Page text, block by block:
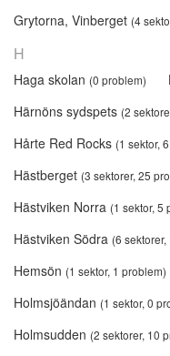
Grytorna, Vinberget (4
H
Haga skolan (0 problem)
Härnöns sydspets (2
Hårte Red Rocks (1 sektor,
Hästberget (3 sektorer, 25
Hästviken Norra (1 sektor, 5
Hästviken Södra (6
Hemsön (1 sektor, 1 problem)
Holmsjöändan (1 sektor, 0
Holmsudden (2 sektorer, 10